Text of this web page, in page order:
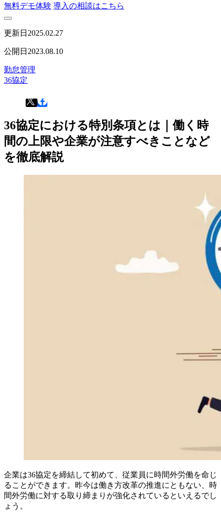
無料デモ体験 導入の相談はこちら
更新日 2025.02.27
公開日 2023.08.10
勤怠管理
36協定
36協定における特別条項とは｜働く時
間の上限や企業が注意すべきことなど
を徹底解説
企業は36協定を締結して初めて、従業員に時間外労働を命じ
ることができます。昨今は働き方改革の推進にともない、時
間外労働に対する取り締まりが強化されているといえるでし
ょう。